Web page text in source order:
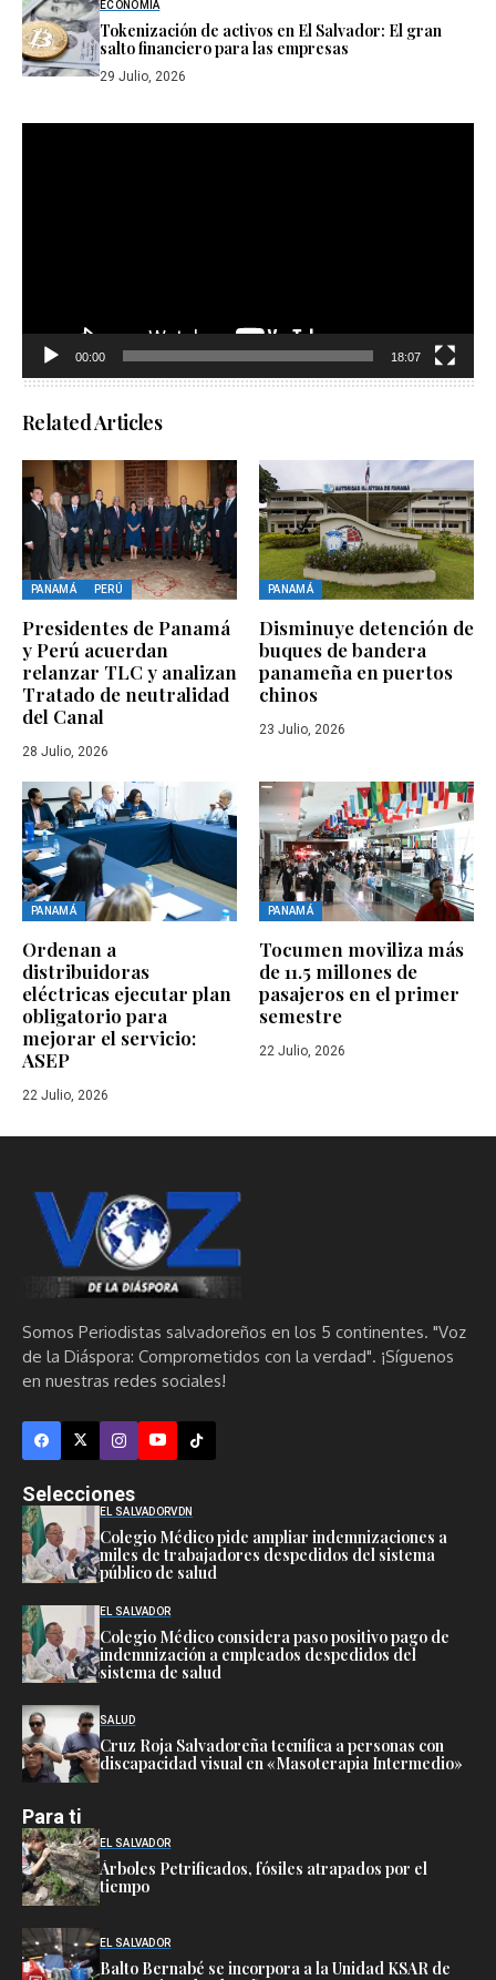
ECONOMÍA
Tokenización de activos en El Salvador: El gran
salto financiero para las empresas
29 Julio, 2026
00:00 18:07
Related Articles
PANAMÁ PERÚ
Presidentes de Panamá
y Perú acuerdan
relanzar TLC y analizan
Tratado de neutralidad
del Canal
28 Julio, 2026
PANAMÁ
Disminuye detención de
buques de bandera
panameña en puertos
chinos
23 Julio, 2026
PANAMÁ
Ordenan a
distribuidoras
eléctricas ejecutar plan
obligatorio para
mejorar el servicio:
ASEP
22 Julio, 2026
PANAMÁ
Tocumen moviliza más
de 11.5 millones de
pasajeros en el primer
semestre
22 Julio, 2026
Somos Periodistas salvadoreños en los 5 continentes. "Voz
de la Diáspora: Comprometidos con la verdad". ¡Síguenos
en nuestras redes sociales!
Selecciones
EL SALVADORVDN
Colegio Médico pide ampliar indemnizaciones a
miles de trabajadores despedidos del sistema
público de salud
EL SALVADOR
Colegio Médico considera paso positivo pago de
indemnización a empleados despedidos del
sistema de salud
SALUD
Cruz Roja Salvadoreña tecnifica a personas con
discapacidad visual en «Masoterapia Intermedio»
Para ti
EL SALVADOR
Árboles Petrificados, fósiles atrapados por el
tiempo
EL SALVADOR
Balto Bernabé se incorpora a la Unidad KSAR de